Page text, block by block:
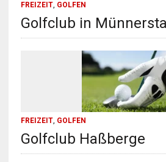
FREIZEIT, GOLFEN
Golfclub in
FREIZEIT, GOLFEN
Golfclub Haßberge